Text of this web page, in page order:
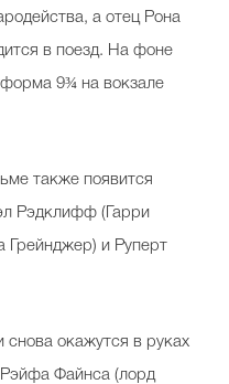
а отец Рона
в поезд. На фоне
9¾ на вокзале
также появится
Рэдклифф (Гарри
Грейнджер) и Руперт
окажутся в руках
Файнса (лорд